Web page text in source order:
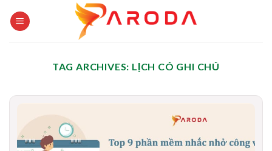
TAG ARCHIVES: LỊCH CÓ GHI CHÚ